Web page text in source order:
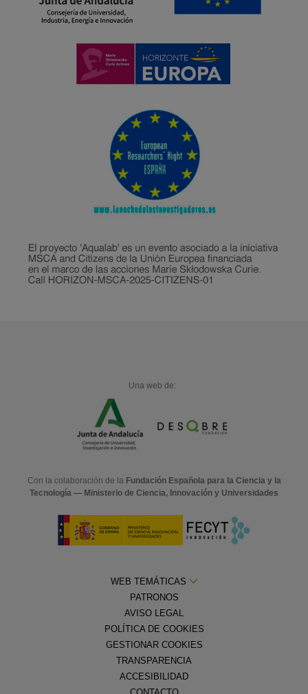
Una web de:
Con la colaboración de la Fundación Española para la Ciencia y la
Tecnología — Ministerio de Ciencia, Innovación y Universidades
WEB TEMÁTICAS
PATRONOS
AVISO LEGAL
POLÍTICA DE COOKIES
GESTIONAR COOKIES
TRANSPARENCIA
ACCESIBILIDAD